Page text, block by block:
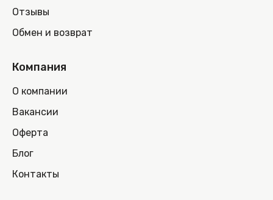
Отзывы
Обмен и возврат
Компания
О компании
Вакансии
Оферта
Блог
Контакты